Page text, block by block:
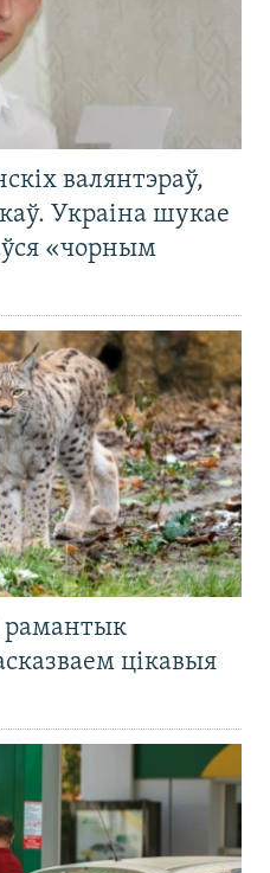
валянтэраў,
Украіна шукае
«чорным
рамантык
цікавыя